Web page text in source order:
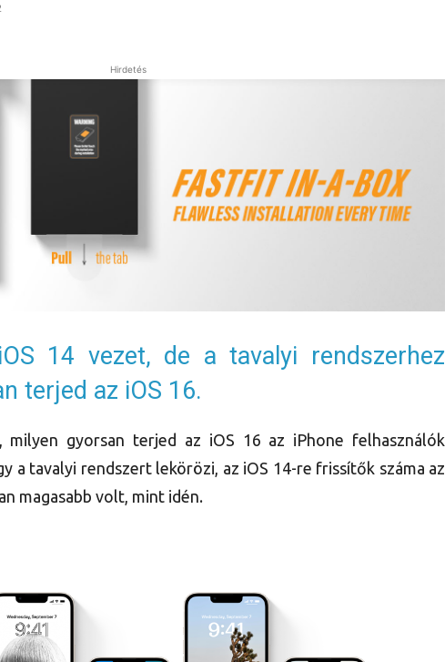
Hirdetés
14 vezet, de a tavalyi rendszerhez
terjed az iOS 16.
milyen gyorsan terjed az iOS 16 az iPhone felhasználók
a tavalyi rendszert lekörözi, az iOS 14-re frissítők száma az
magasabb volt, mint idén.